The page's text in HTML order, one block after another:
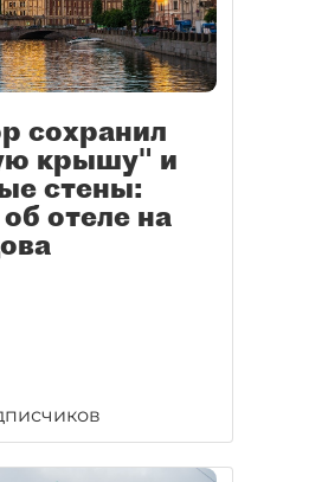
сохранил
крышу" и
стены:
отеле на